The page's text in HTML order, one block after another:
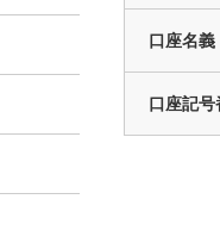
口座名義
口座記号